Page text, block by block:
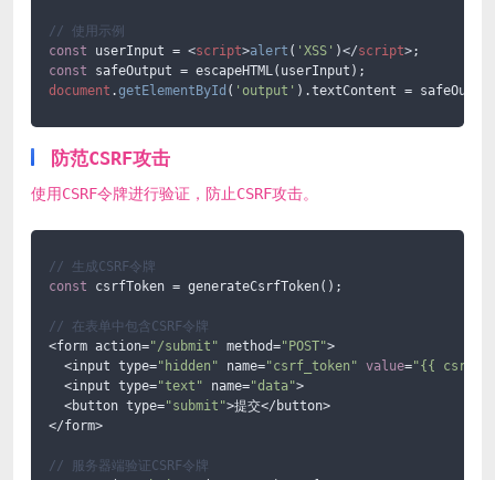
// 使用示例
const userInput = <script>alert ( 'XSS' )</script>
const
document .getElementById ( 'output' ).textContent =
防范CSRF攻击
使用CSRF令牌进行验证，防止CSRF攻击。
// 生成CSRF令牌
const csrfToken = generateCsrfToken();
// 在表单中包含CSRF令牌
<form action="/submit" method="POST">
  <input type=
"hidden" name="csrf_token" value="{{
  <input type=
"text" name="data">
  <button type=
"submit">提交</button>
</form>
// 服务器端验证CSRF令牌